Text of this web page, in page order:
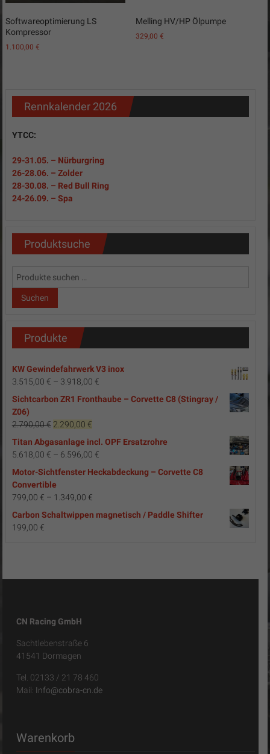
Softwareoptimierung LS
Kompressor
1.100,00 €
Melling HV/HP Ölpumpe
329,00 €
Rennkalender 2026
YTCC:
29-31.05. – Nürburgring
26-28.06. – Zolder
28-30.08. – Red Bull Ring
24-26.09. – Spa
Produktsuche
Suchen
Suchen
Produkte
KW Gewindefahrwerk V3 inox
3.515,00 € – 3.918,00 €
Sichtcarbon ZR1 Fronthaube – Corvette C8 (Stingray /
Z06)
2.790,00€ Ursprünglicher
Preis
war:
2.790,00 €
2.290,00 €Aktueller
Preis
ist:
Titan Abgasanlage incl. OPF Ersatzrohre
5.618,00 € – 6.596,00 €
Motor-Sichtfenster Heckabdeckung – Corvette C8
Convertible
799,00 € – 1.349,00 €
Carbon Schaltwippen magnetisch / Paddle Shifter
199,00 €
CN Racing GmbH
Sachtlebenstraße 6
41541 Dormagen
Tel. 02133 / 21 78 460
Mail: Info@cobra-cn.de
Warenkorb